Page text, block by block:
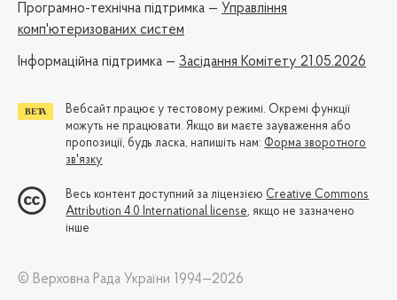
Програмно-технічна підтримка — Управління
комп'ютеризованих систем
Iнформаційна підтримка — Засідання Комітету 21.05.2026
Вебсайт працює у тестовому режимі. Окремі функції
можуть не працювати. Якщо ви маєте зауваження або
пропозиції, будь ласка, напишіть нам: Форма зворотного
зв'язку
Весь контент доступний за ліцензією Creative Commons
Attribution 4.0 International license, якщо не зазначено
інше
© Верховна Рада України 1994—2026